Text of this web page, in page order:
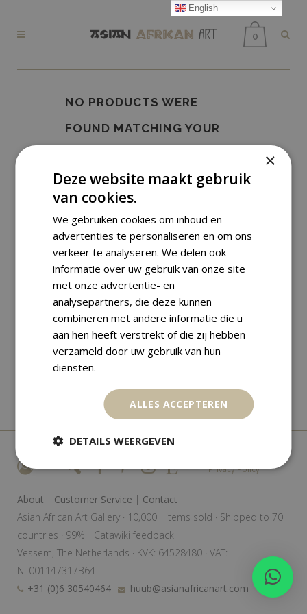
0
NO PRODUCTS WERE
FOUND MATCHING YOUR
| | Privacy Policy
About | Customer Service | Contact
Asian African Art Gallery · 10,000+ items sold · Shipped to 70
countries · 99%+ Catawiki feedback
Vessem, The Netherlands · KVK: 64528480 · VAT:
NL001147317B64
+31 (0)6 30540464
huub@asianafricanart.com
English
×
Deze website maakt gebruik
van cookies.
We gebruiken cookies om inhoud en
advertenties te personaliseren en om ons
verkeer te analyseren. We delen ook
informatie over uw gebruik van onze site
met onze advertentie- en
analysepartners, die deze kunnen
combineren met andere informatie die u
aan hen heeft verstrekt of die zij hebben
verzameld door uw gebruik van hun
diensten.
ALLES ACCEPTEREN
DETAILS WEERGEVEN